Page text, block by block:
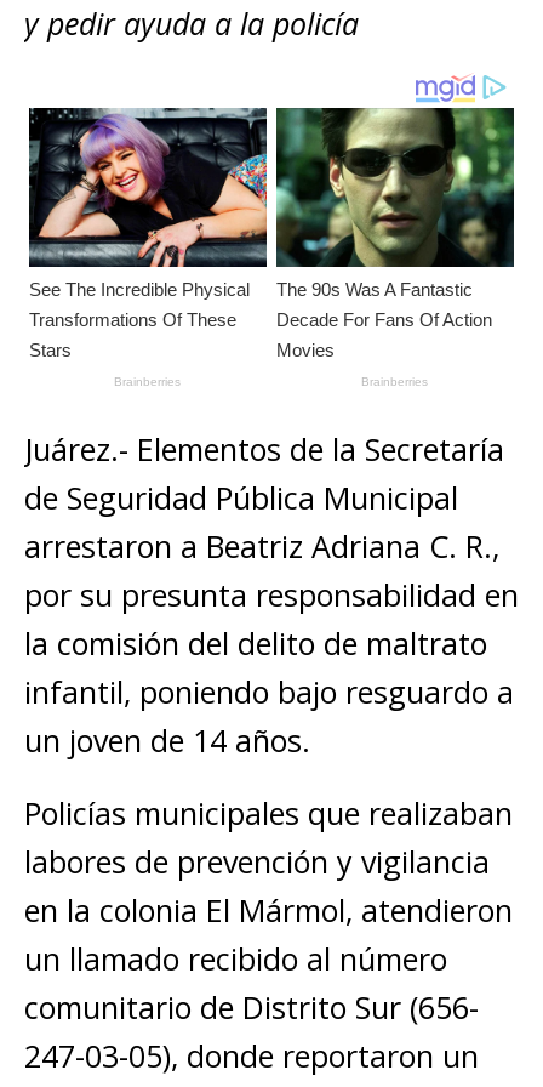
A
p
b
o
k
n
g
r
r Li
n
p
ti
r
y pedir ayuda a la policía
Juárez.- Elementos de la Secretaría
de Seguridad Pública Municipal
arrestaron a Beatriz Adriana C. R.,
por su presunta responsabilidad en
la comisión del delito de maltrato
infantil, poniendo bajo resguardo a
un joven de 14 años.
Policías municipales que realizaban
labores de prevención y vigilancia
en la colonia El Mármol, atendieron
un llamado recibido al número
comunitario de Distrito Sur (656-
247-03-05), donde reportaron un